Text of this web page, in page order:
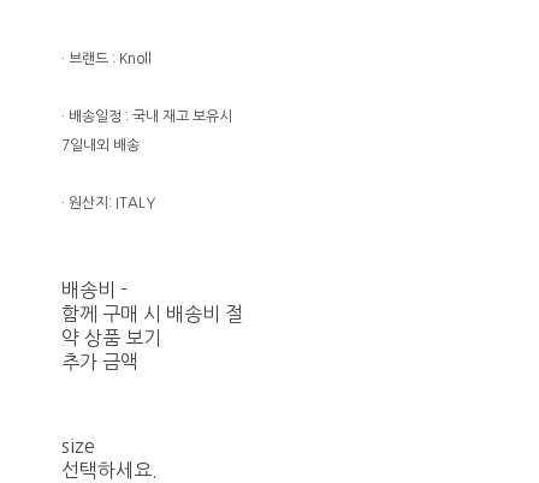
· 브랜드 : Knoll
· 배송일정 : 국내 재고 보유시
7일내외 배송
· 원산지: ITALY
배송비 -
함께 구매 시 배송비 절
약 상품 보기
추가 금액
size
선택하세요.